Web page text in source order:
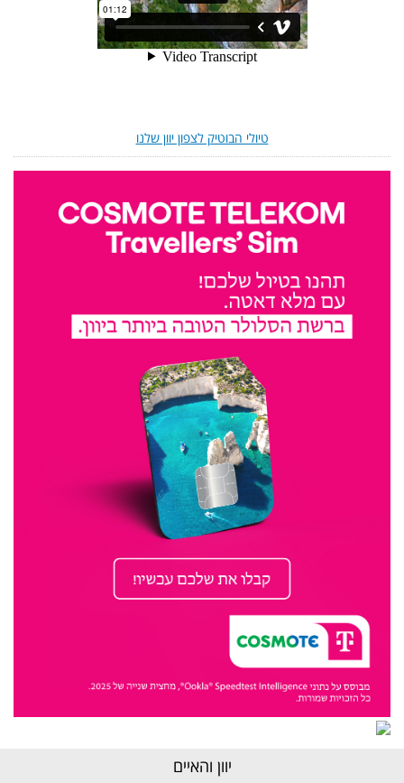
טיולי הבוטיק לצפון יוון שלנו
יוון והאיים